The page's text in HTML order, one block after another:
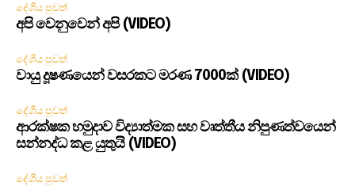
දේශීය පුවත්
අපි වෙනුවෙන් අපි (VIDEO)
දේශීය පුවත්
වායු දූෂණයෙන් වසරකට මරණ 7000ක් (VIDEO)
දේශීය පුවත්
ආරක්ෂක හමුදාව විද්‍යාත්මක සහ වෘත්තීය නිපුණත්වයෙන්
සන්නද්ධ කළ යුතුයි (VIDEO)
දේශීය පුවත්